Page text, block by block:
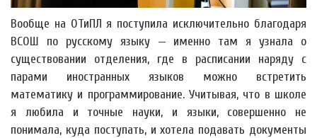
Вообще на ОТиПЛ я поступила исключительно благодаря
ВСОШ по русскому языку — именно там я узнала о
существовании отделения, где в расписании наряду с
парами иностранных языков можно встретить
математику и программирование. Учитывая, что в школе
я любила и точные науки, и языки, совершенно не
понимала, куда поступать, и хотела подавать документы